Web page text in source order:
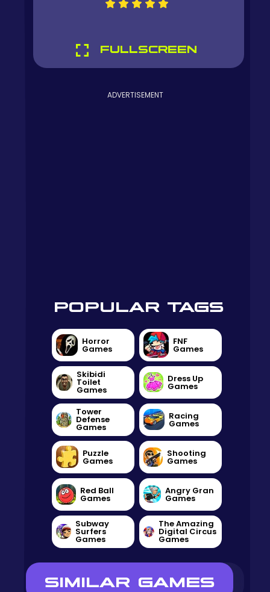
FULLSCREEN
ADVERTISEMENT
POPULAR TAGS
Horror
Games
FNF
Games
Skibidi
Toilet
Games
Dress Up
Games
Tower
Defense
Games
Racing
Games
Puzzle
Games
Shooting
Games
Red Ball
Games
Angry Gran
Games
Subway
Surfers
Games
The Amazing
Digital Circus
Games
SIMILAR GAMES